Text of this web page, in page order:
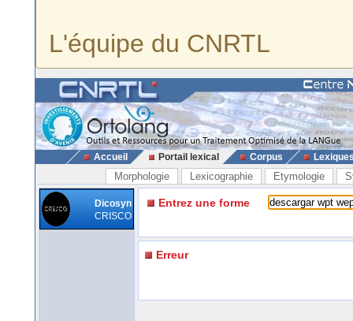
L'équipe du CNRTL
Accueil Portail lexical Corpus
Morphologie Lexicographie Etymologie
Dicosyn
CRISCO
Entrez une forme
Erreur